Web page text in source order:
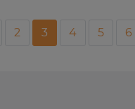
2 3 4 5 6